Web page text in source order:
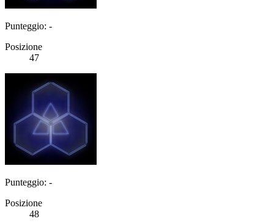
Punteggio: -
Posizione
47
Punteggio: -
Posizione
48